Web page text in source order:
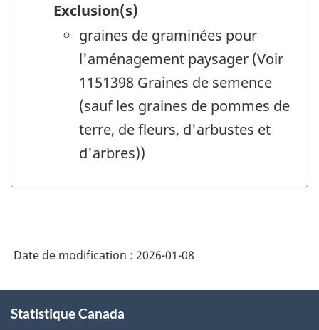
Exclusion(s)
graines de graminées pour
l'aménagement paysager (Voir
1151398 Graines de semence
(sauf les graines de pommes de
terre, de fleurs, d'arbustes et
d'arbres))
Date de modification : 2026-01-08
propos
Statistique Canada